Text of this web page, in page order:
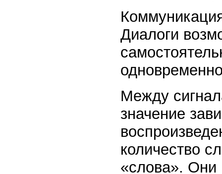
Диалоги
Между
значение
количество
«слова».